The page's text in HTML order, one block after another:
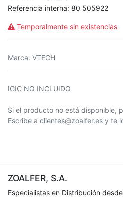
Referencia interna: 80 505922
Temporalmente sin existencias
Marca: VTECH
IGIC NO INCLUIDO
Si el producto no está disponible,
Escribe a clientes@zoalfer.es y te
ZOALFER, S.A.
Especialistas en Distribución